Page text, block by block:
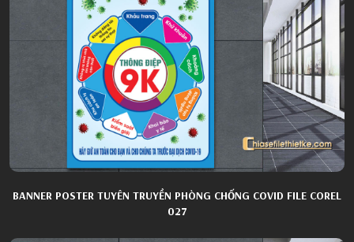
BANNER POSTER TUYÊN TRUYỀN PHÒNG CHỐNG COVID FILE COREL
027